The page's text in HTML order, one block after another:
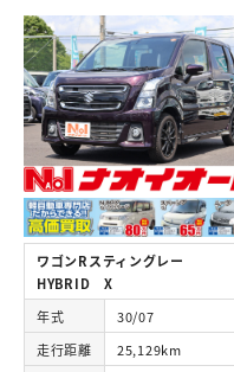
ワゴンRスティングレー
HYBRID X
年式
30/07
走行距離
25,129km